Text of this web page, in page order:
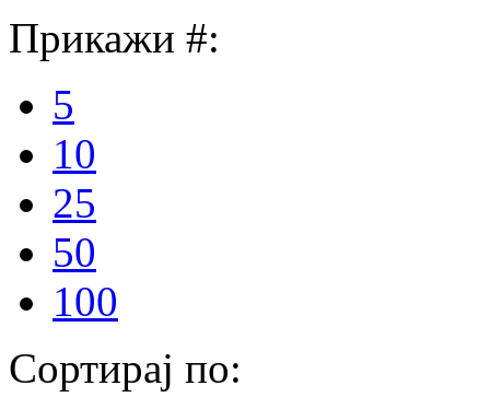
Прикажи #:
5
10
25
50
100
Сортирај по: